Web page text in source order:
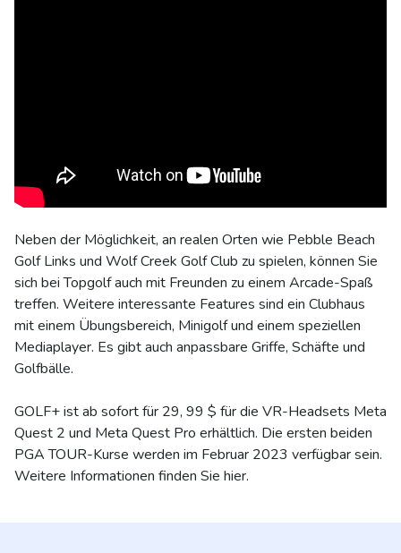
Neben der Möglichkeit, an realen Orten wie Pebble Beach
Golf Links und Wolf Creek Golf Club zu spielen, können Sie
sich bei Topgolf auch mit Freunden zu einem Arcade-Spaß
treffen. Weitere interessante Features sind ein Clubhaus
mit einem Übungsbereich, Minigolf und einem speziellen
Mediaplayer. Es gibt auch anpassbare Griffe, Schäfte und
Golfbälle.
GOLF+ ist ab sofort für 29, 99 $ für die VR-Headsets Meta
Quest 2 und Meta Quest Pro erhältlich. Die ersten beiden
PGA TOUR-Kurse werden im Februar 2023 verfügbar sein.
Weitere Informationen finden Sie hier.